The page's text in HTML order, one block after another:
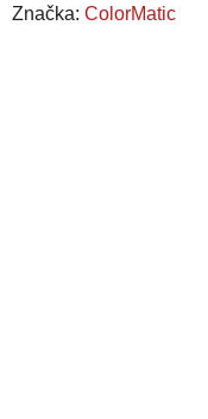
hodnotenie
Značka: ColorMatic